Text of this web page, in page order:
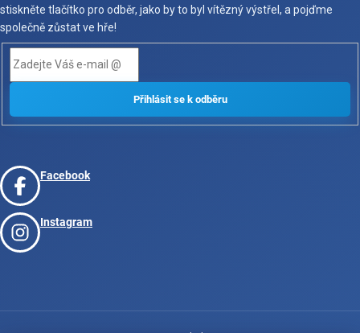
stiskněte tlačítko pro odběr, jako by to byl vítězný výstřel, a pojďme
společně zůstat ve hře!
Facebook
Instagram